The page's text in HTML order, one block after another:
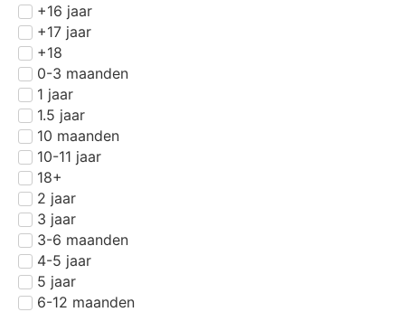
+16 jaar
+17 jaar
+18
0-3 maanden
1 jaar
1.5 jaar
10 maanden
10-11 jaar
18+
2 jaar
3 jaar
3-6 maanden
4-5 jaar
5 jaar
6-12 maanden